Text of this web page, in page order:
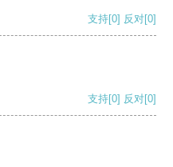
支持[0] 反对[0]
支持[0] 反对[0]